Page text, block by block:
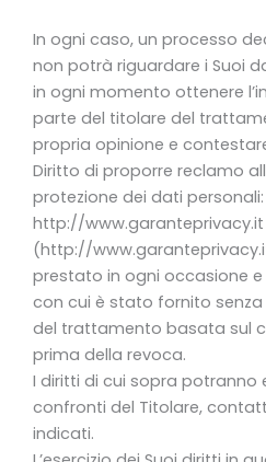
In ogni caso, un processo
non potrà riguardare i Suoi
in ogni momento ottenere
parte del titolare del
propria opinione e
Diritto di proporre reclamo
protezione dei dati personali:
http://www.garanteprivacy.it
(http://
prestato in ogni occasione
con cui è stato fornito
del trattamento basata sul
prima della revoca.
I diritti di cui sopra potranno
confronti del Titolare,
indicati.